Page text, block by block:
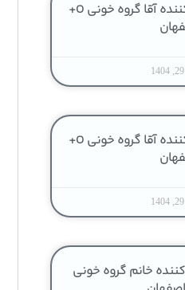
آگهی عادی — اهداکننده آقا گروه خونی O+
آگهی عادی — اهداکننده آقا گروه خونی O+
خانم گروه خونی